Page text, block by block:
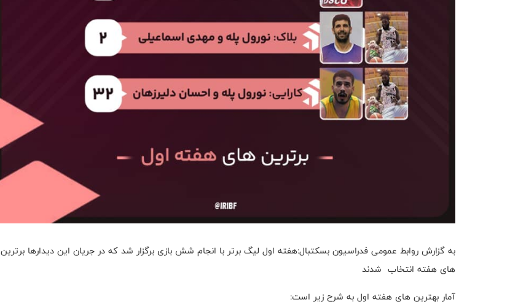
به گزارش روابط عمومی فدراسیون بسکتبال:هفته اول لیگ برتر با انجام شش بازی برگزار شد که در جریان این دیدارها برترين
های هفته انتخاب شدند
آمار بهترین های هفته اول به شرح زیر است: